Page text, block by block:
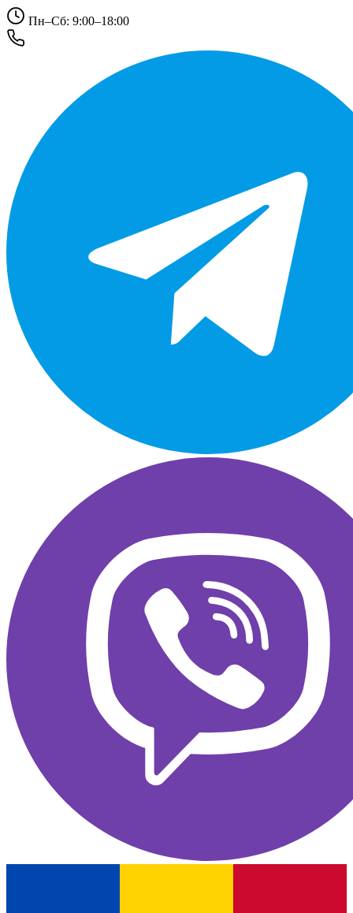
Пн–Сб: 9:00–18:00